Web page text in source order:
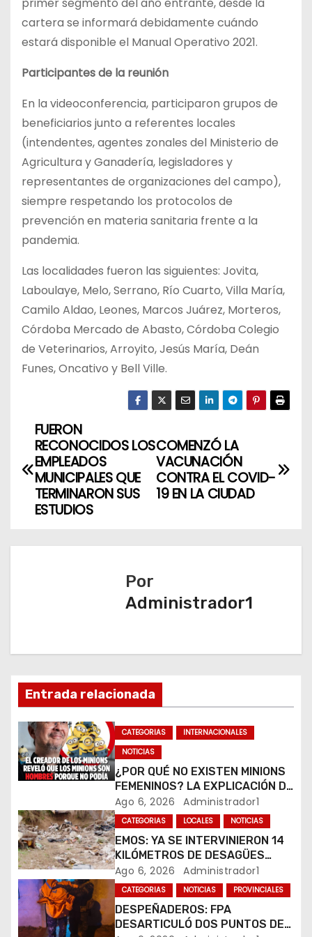
primer segmento del año entrante, desde la
cartera se informará debidamente cuándo
estará disponible el Manual Operativo 2021.
Participantes de la reunión
En la videoconferencia, participaron grupos de
beneficiarios junto a referentes locales
(intendentes, agentes zonales del Ministerio de
Agricultura y Ganadería, legisladores y
representantes de organizaciones del campo),
siempre respetando los protocolos de
prevención en materia sanitaria frente a la
pandemia.
Las localidades fueron las siguientes: Jovita,
Laboulaye, Melo, Serrano, Río Cuarto, Villa María,
Camilo Aldao, Leones, Marcos Juárez, Morteros,
Córdoba Mercado de Abasto, Córdoba Colegio
de Veterinarios, Arroyito, Jesús María, Deán
Funes, Oncativo y Bell Ville.
N
a
g
n
d
e
e
n
t
r
a
COMENZÓ LA
VACUNACIÓN
CONTRA EL COVID-
19 EN LA CIUDAD
FUERON
RECONOCIDOS LOS
EMPLEADOS
MUNICIPALES QUE
TERMINARON SUS
ESTUDIOS
Por
Administrador1
Entrada relacionada
CATEGORIAS
INTERNACIONALES
NOTICIAS
¿POR QUÉ NO EXISTEN MINIONS
FEMENINOS? LA EXPLICACIÓN DE
SU CREADOR QUE VOLVIÓ A
VIRALIZARSE
Ago 6, 2026 Administrador1
CATEGORIAS LOCALES NOTICIAS
EMOS: YA SE INTERVINIERON 14
KILÓMETROS DE DESAGÜES
PLUVIALES
Ago 6, 2026 Administrador1
CATEGORIAS NOTICIAS PROVINCIALES
DESPEÑADEROS: FPA
DESARTICULÓ DOS PUNTOS DE